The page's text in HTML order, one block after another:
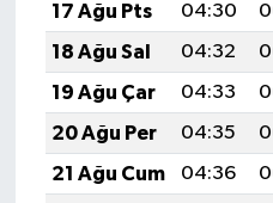
17 Ağu Pts
04:30
18 Ağu Sal
04:32
19 Ağu Çar
04:33
20 Ağu Per
04:35
21 Ağu Cum
04:36